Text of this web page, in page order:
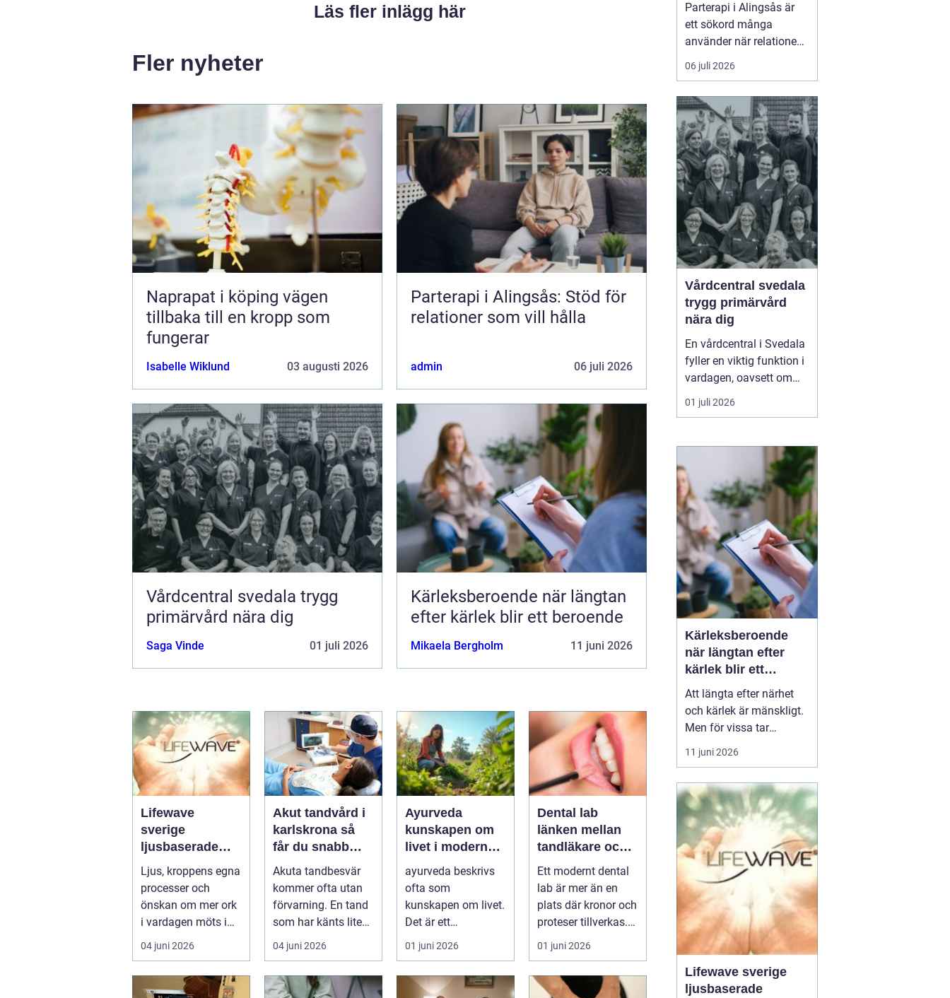
Läs fler inlägg här
Fler nyheter
Naprapat i köping vägen
tillbaka till en kropp som
fungerar
Isabelle Wiklund 03 augusti 2026
Parterapi i Alingsås: Stöd för
relationer som vill hålla
admin 06 juli 2026
Vårdcentral svedala trygg
primärvård nära dig
Saga Vinde 01 juli 2026
Kärleksberoende när längtan
efter kärlek blir ett beroende
Mikaela Bergholm 11 juni 2026
Lifewave
sverige
ljusbaserade
hälsoprodukter i
fokus
Ljus, kroppens egna
processer och
önskan om mer ork
i vardagen möts i
ett växande intresse
för fotot...
04 juni 2026
Akut tandvård i
karlskrona så
får du snabb
hjälp när tanden
krisar
Akuta tandbesvär
kommer ofta utan
förvarning. En tand
som har känts lite
öm kan plötsligt
göra så on...
04 juni 2026
Ayurveda
kunskapen om
livet i modern
vardag
ayurveda beskrivs
ofta som
kunskapen om livet.
Det är ett
hälsosystem som
betonar balans,
helhet och...
01 juni 2026
Dental lab
länken mellan
tandläkare och
hållbara leenden
Ett modernt dental
lab är mer än en
plats där kronor och
proteser tillverkas.
Det är en teknisk
och ...
01 juni 2026
Parterapi i Alingsås är
ett sökord många
använder när relationen
börjar skava och
vardagen känns mer
samarbete. När
konflikter upprepas,
tystnaden växer eller
avståndet kä...
06 juli 2026
Vårdcentral svedala
trygg primärvård
nära dig
En vårdcentral i Svedala
fyller en viktig funktion i
vardagen, oavsett om
det handlar om akuta
infektioner, långvariga
kring barnhälsa och
graviditet. När vården
samlas under ett tak blir
vägen mellan olika
mottagningar kortare...
01 juli 2026
Kärleksberoende
när längtan efter
kärlek blir ett
beroende
Att längta efter närhet
och kärlek är mänskligt.
Men för vissa tar
längtan över helt.
Relationer, förälskelser
rätta blir viktigare än
jobb, vänner, hälsa och
till och med den egna
säkerheten. Då handlar
det inte längre bara om
s...
11 juni 2026
Lifewave sverige
ljusbaserade